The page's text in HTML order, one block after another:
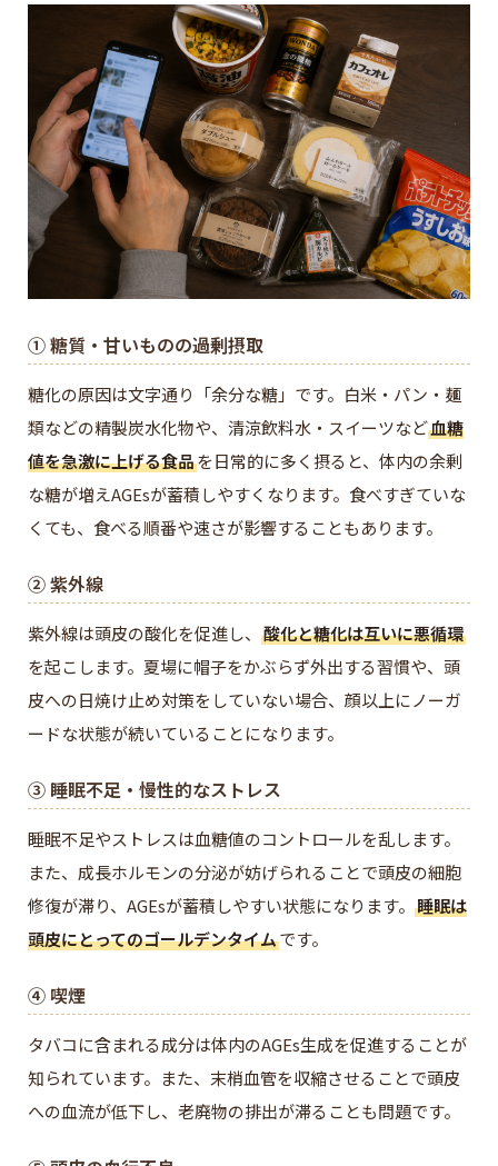
① 糖質・甘いものの過剰摂取
糖化の原因は文字通り「余分な糖」です。白米・パン・麺
類などの精製炭水化物や、清涼飲料水・スイーツなど血糖
値を急激に上げる食品を日常的に多く摂ると、体内の余剰
な糖が増えAGEsが蓄積しやすくなります。食べすぎていな
くても、食べる順番や速さが影響することもあります。
② 紫外線
紫外線は頭皮の酸化を促進し、 酸化と糖化は互いに悪循環
を起こします。夏場に帽子をかぶらず外出する習慣や、頭
皮への日焼け止め対策をしていない場合、顔以上にノーガ
ードな状態が続いていることになります。
③ 睡眠不足・慢性的なストレス
睡眠不足やストレスは血糖値のコントロールを乱します。
また、成長ホルモンの分泌が妨げられることで頭皮の細胞
修復が滞り、AGEsが蓄積しやすい状態になります。 睡眠は
頭皮にとってのゴールデンタイムです。
④ 喫煙
タバコに含まれる成分は体内のAGEs生成を促進することが
知られています。また、末梢血管を収縮させることで頭皮
への血流が低下し、老廃物の排出が滞ることも問題です。